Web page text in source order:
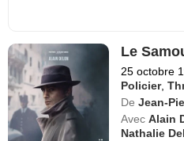
Le
25 octobre
Policier,
De Jean-
Avec Alain
Nathalie